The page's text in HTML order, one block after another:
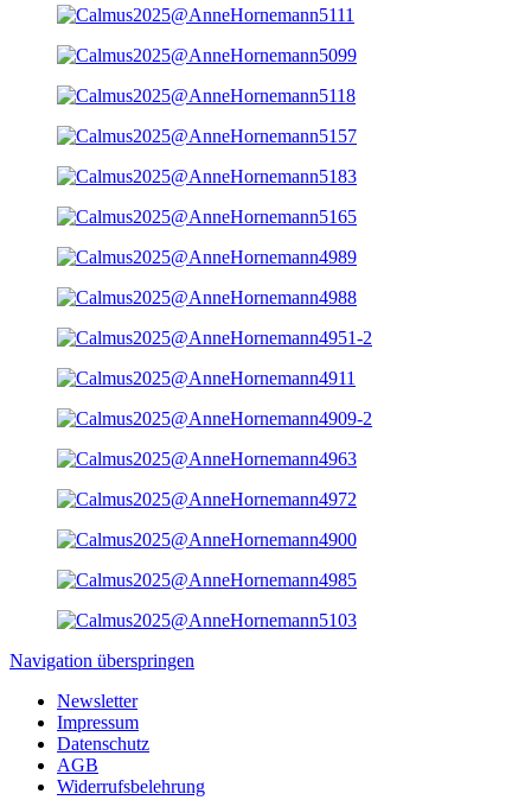
Navigation überspringen
Newsletter
Impressum
Datenschutz
AGB
Widerrufsbelehrung